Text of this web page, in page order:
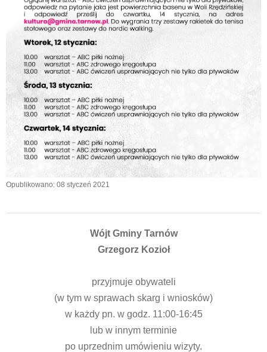
Opublikowano: 08 styczeń 2021
Wójt Gminy Tarnów
Grzegorz Kozioł
przyjmuje obywateli
(w tym w sprawach skarg i wniosków)
w każdy pn. w godz. 11:00-16:45
lub w innym terminie
po uprzednim umówieniu wizyty.